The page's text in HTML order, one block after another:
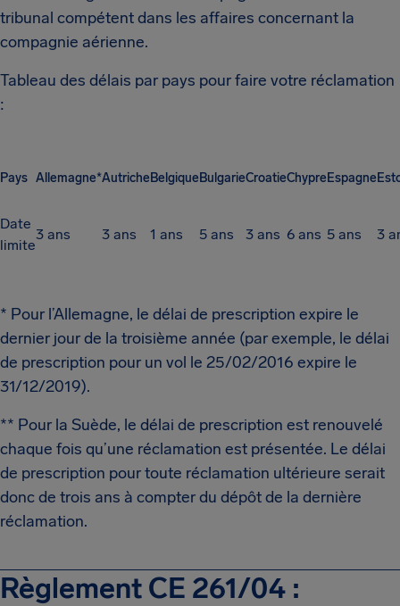
tribunal compétent dans les affaires concernant la
compagnie aérienne.
Tableau des délais par pays pour faire votre réclamation
:
Pays Allemagne*AutricheBelgiqueBulgarieCroatieChypreEspagne
Date
limite
3 ans 3 ans 1 ans 5 ans 3 ans 6 ans 5 ans 3
* Pour l’Allemagne, le délai de prescription expire le
dernier jour de la troisième année (par exemple, le délai
de prescription pour un vol le 25/02/2016 expire le
31/12/2019).
** Pour la Suède, le délai de prescription est renouvelé
chaque fois qu’une réclamation est présentée. Le délai
de prescription pour toute réclamation ultérieure serait
donc de trois ans à compter du dépôt de la dernière
réclamation.
Règlement CE 261/04 :